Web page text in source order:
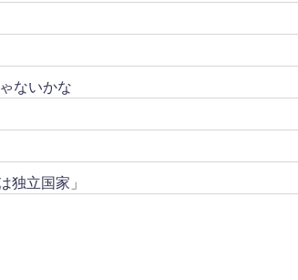
ないかな
独立国家」